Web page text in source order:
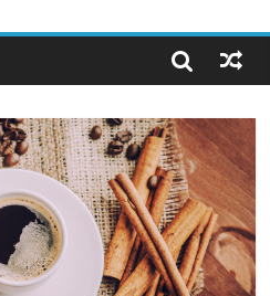
почему кокосовая вода с
главным трендом